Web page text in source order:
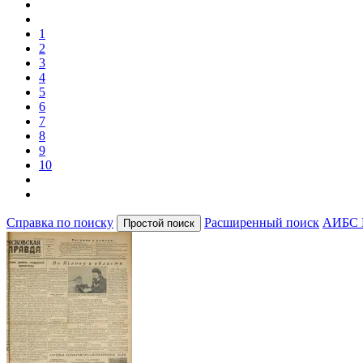
1
2
3
4
5
6
7
8
9
10
Справка по поиску Расширенный поиск АИБС